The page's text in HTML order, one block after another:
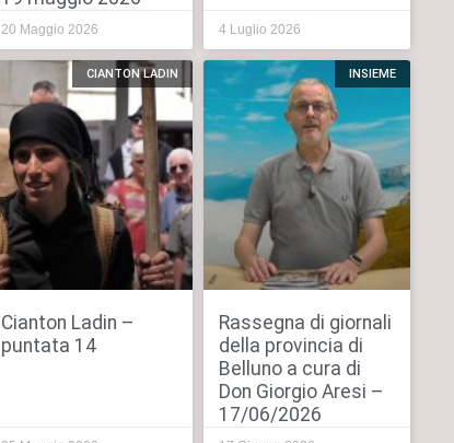
20 Maggio 2026 4 Luglio 2026
CIANTON LADIN
Cianton Ladin –
puntata 14
INSIEME
Rassegna di giornali
della provincia di
Belluno a cura di
Don Giorgio Aresi –
17/06/2026